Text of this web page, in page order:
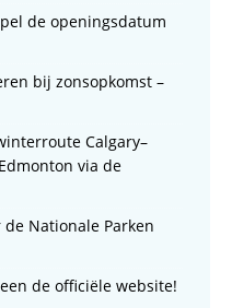
de openingsdatum
bij zonsopkomst –
Calgary–
via de
Nationale Parken
de officiële website!